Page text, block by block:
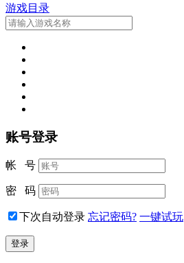
游戏目录
账号登录
帐 号
密 码
下次自动登录 忘记密码? 一键试玩